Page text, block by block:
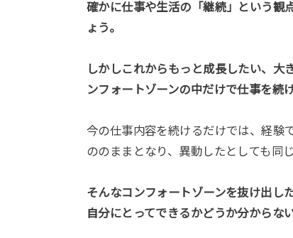
確かに仕事や生活の「継続」という観
ょう。
しかしこれからもっと成長したい、大
ンフォートゾーンの中だけで仕事を続
今の仕事内容を続けるだけでは、経験
ののままとなり、異動したとしても同
そんなコンフォートゾーンを抜け出し
自分にとってできるかどうか分からな